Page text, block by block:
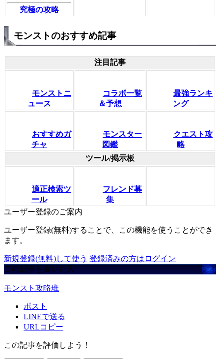
究極の攻略
モンストのおすすめ記事
注目記事
モンストニ
ュース
コラボ一覧
＆予想
最強ランキ
ング
おすすめガ
チャ
モンスター
図鑑
クエスト攻
略
ツール/掲示板
適正検索ツ
ール
フレンド募
集
ユーザー登録のご案内
ユーザー登録(無料)することで、この機能を使うことができ
ます。
新規登録(無料)して使う 登録済みの方はログイン
この記事を書いた人
モンスト攻略班
ポスト
LINEで送る
URLコピー
この記事を評価しよう！